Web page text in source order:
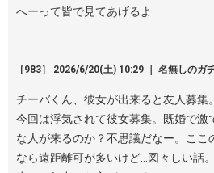
へーって皆で見てあげるよ
［983］ 2026/6/20(土) 10:29 ｜ 名無しのガ
チーバくん、彼女が出来ると友人募集。
今回は浮気されて彼女募集。既婚で激
な人が来るのか？不思議だなー。ここ
なら遠距離可が多いけど…図々しい話。